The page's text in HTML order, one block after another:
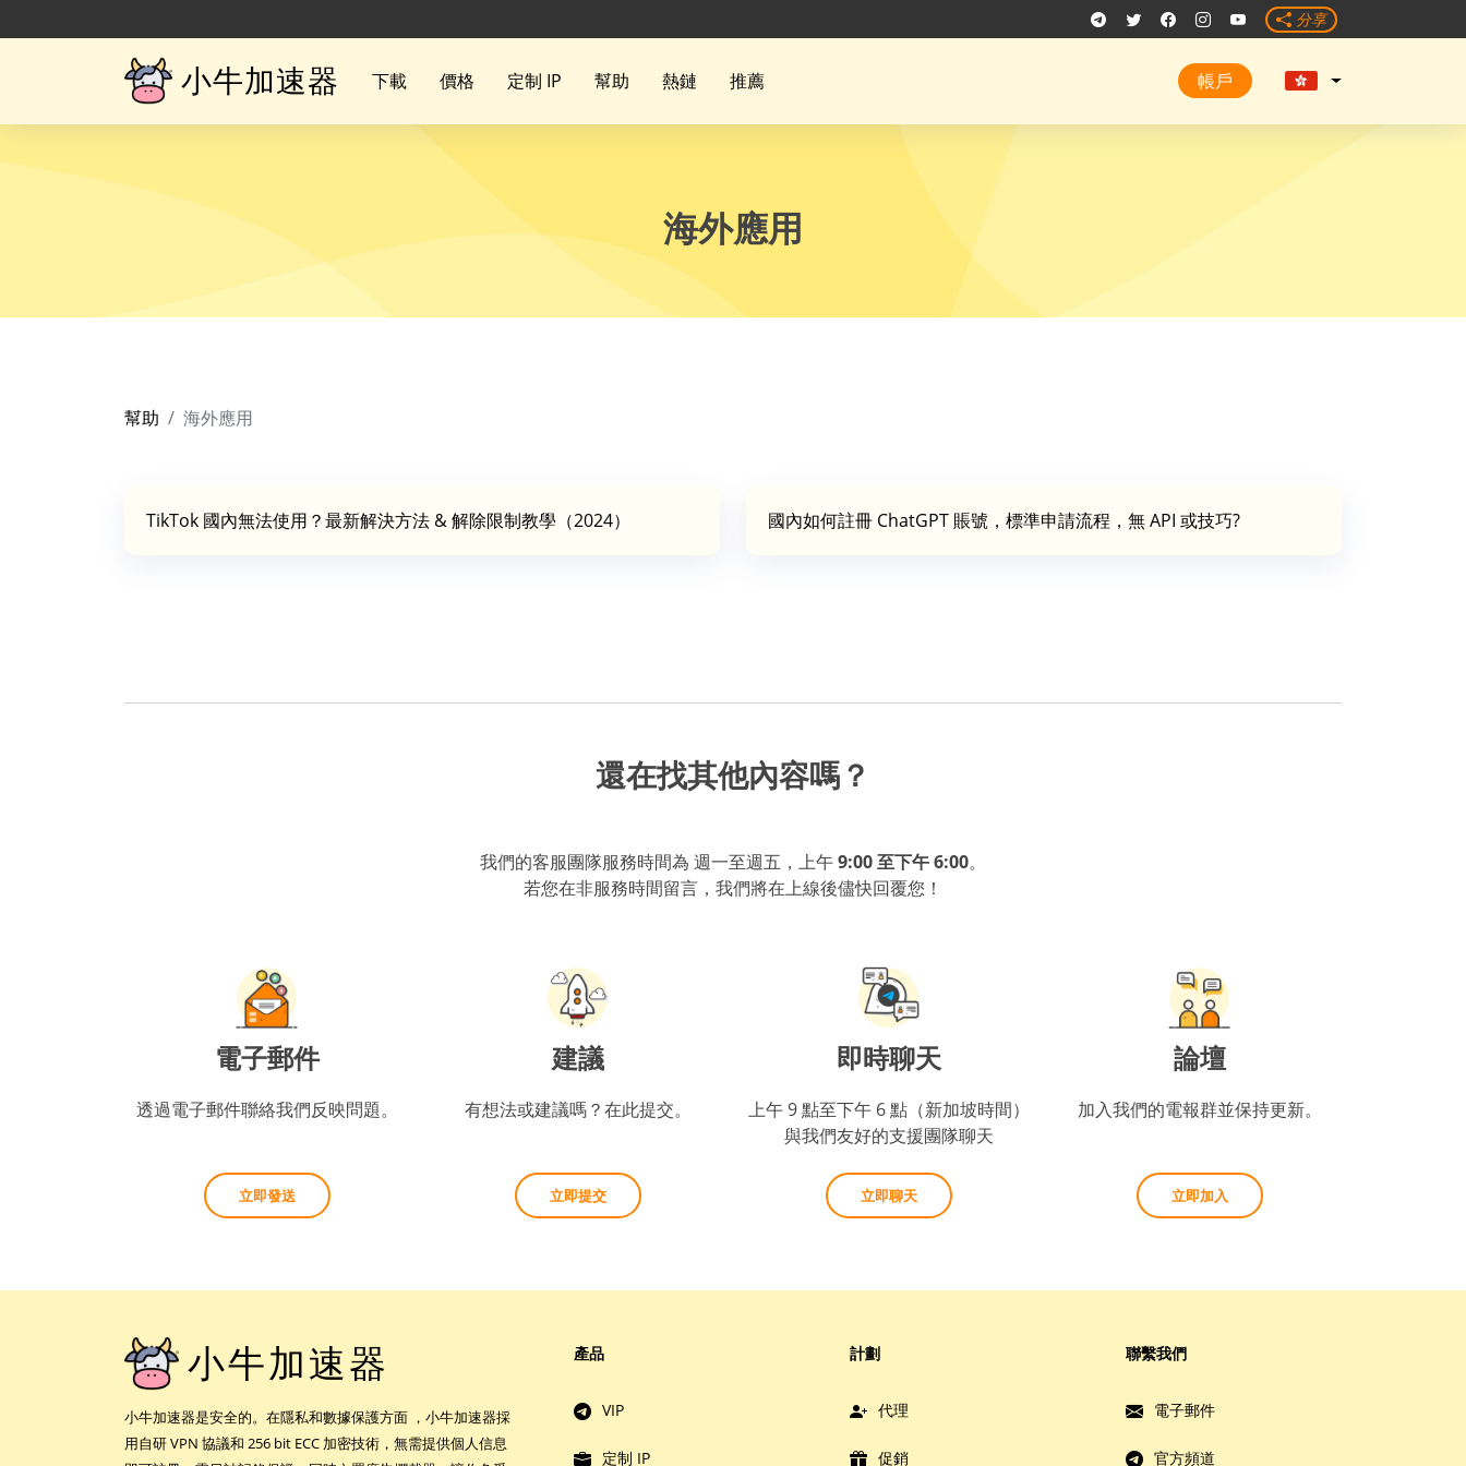
小牛加速器 下載 價格 定制 IP 幫助 熱鏈 推薦 帳戶
分享
海外應用
幫助 海外應用
TikTok 國內無法使用？最新解決方法 & 解除限制教學（2024） 國內如何註冊 ChatGPT 賬號，標準申請流程，無 API 或技巧?
還在找其他內容嗎？
我們的客服團隊服務時間為 週一至週五，上午9:00 至下午 6:00。
若您在非服務時間留言，我們將在上線後儘快回覆您！
電子郵件
透過電子郵件聯絡我們反映問題。
立即發送
建議
有想法或建議嗎？在此提交。
立即提交
即時聊天
上午 9 點至下午 6 點（新加坡時間）
與我們友好的支援團隊聊天
立即聊天
論壇
加入我們的電報群並保持更新。
立即加入
小牛加速器
小牛加速器是安全的。在隱私和數據保護方面 ，小牛加速器採
用自研 VPN 協議和 256 bit ECC 加密技術，無需提供個人信息
產品
VIP
定制 IP
計劃
代理
促銷
聯繫我們
電子郵件
官方頻道